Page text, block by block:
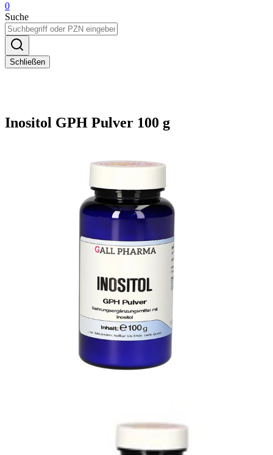
0
Suche
Schließen
Inositol GPH Pulver 100 g